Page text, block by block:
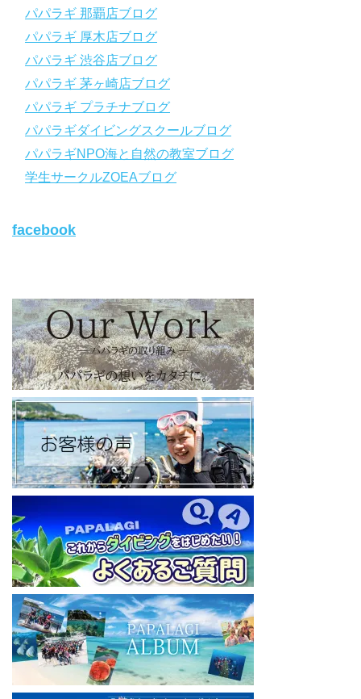
https://www.papalagi.co.jp/lp/line_registration/.
YouTubeで言えない話をこっそり配信
◆ライセンス取得の前に知っておきたい情報満載の動画はコチラ
https://youtu.be/UBiZ64WlU7c?si=I5rkY-mkfTCxZVn7
◆ライセンス取得コースについて知りたい方はコチラ
ode
【パパラギダイビングスクール ホームページ】
https://www.papalagi.co.jp
旬な海の情報はコチラから！
日々の活動状況や報告はXで公開中！
https://x.com/papalagidivers?s=20
【パパラギダイビングスクール Blog
】
お得なイベント告知やツアー情報を知りたい方へ
https://papalagi-blog.com/
◆YouTubeチャンネル登録はコチラから
https://www.youtube.com/channel/UCYG3vspMIHdLQaKA7XNIjD
◆各地の水中世界を紹介するチャンネル、その名も「水中世界」
（サブチャンネル）
https://www.youtube.com/@user-mw1pw2jb4j
【初心者ダイビングライセンスコースはコチラ】
https://www.papalagi.co.jp/databox/data.php/campaign_owd_ja/c
ode
====================================
パパラギダイビングスクール
藤沢本店
神奈川県藤沢市 南藤沢10-4
本社企画部
0466-26-6101
====================================
#ダイビングライセンス #ダイビング #スキューバダイビング
パパラギ 那覇店ブログ
パパラギ 厚木店ブログ
パパラギ 渋谷店ブログ
パパラギ 茅ヶ崎店ブログ
パパラギ プラチナブログ
パパラギダイビングスクールブログ
パパラギNPO海と自然の教室ブログ
学生サークルZOEAブログ
facebook